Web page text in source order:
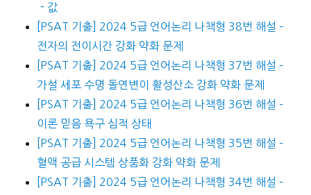
－값
[PSAT 기출] 2024 5급 언어논리 나책형 38번 해설 –
전자의 전이시간 강화 약화 문제
[PSAT 기출] 2024 5급 언어논리 나책형 37번 해설 –
가설 세포 수명 돌연변이 활성산소 강화 약화 문제
[PSAT 기출] 2024 5급 언어논리 나책형 36번 해설 –
이론 믿음 욕구 심적 상태
[PSAT 기출] 2024 5급 언어논리 나책형 35번 해설 –
혈액 공급 시스템 상품화 강화 약화 문제
[PSAT 기출] 2024 5급 언어논리 나책형 34번 해설 –